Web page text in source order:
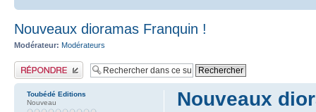
Nouveaux dioramas Franquin !
Modérateur: Modérateurs
Publier une réponse
Nouveaux
Toubédé Editions
Nouveau